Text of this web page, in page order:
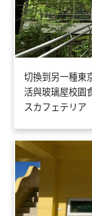
切換到另一種東
活與玻璃屋校園
スカフェテリア